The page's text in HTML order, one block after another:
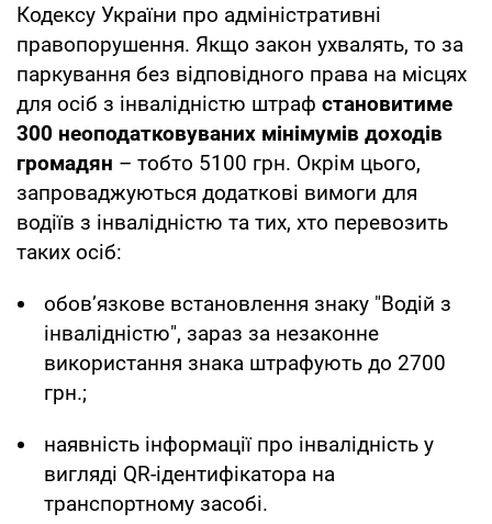
Кодексу України про адміністративні
правопорушення. Якщо закон ухвалять, то за
паркування без відповідного права на місцях
для осіб з інвалідністю штраф становитиме
300 неоподатковуваних мінімумів доходів
громадян – тобто 5100 грн. Окрім цього,
запроваджуються додаткові вимоги для
водіїв з інвалідністю та тих, хто перевозить
таких осіб:
обов’язкове встановлення знаку "Водій з
інвалідністю", зараз за незаконне
використання знака штрафують до 2700
грн.;
наявність інформації про інвалідність у
вигляді QR-ідентифікатора на
транспортному засобі.